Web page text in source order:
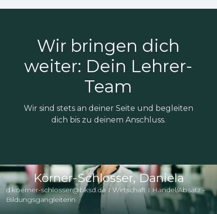
Wir bringen dich
weiter: Dein Lehrer-
Team
Wir sind stets an deiner Seite und begleiten
dich bis zu deinem Anschluss.
Körner-Schlosser, Daniela
d.koerner-schlosser@bksd.de I Wirtschaft I Handel/Absatz -
Bildungsgangleiterin